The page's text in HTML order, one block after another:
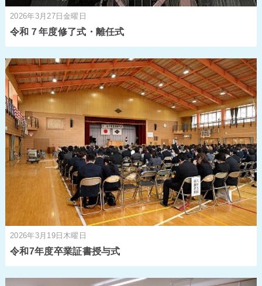
2026年3月27日金曜日
令和７年度修了式・離任式
2026年3月19日木曜日
令和7年度卒業証書授与式